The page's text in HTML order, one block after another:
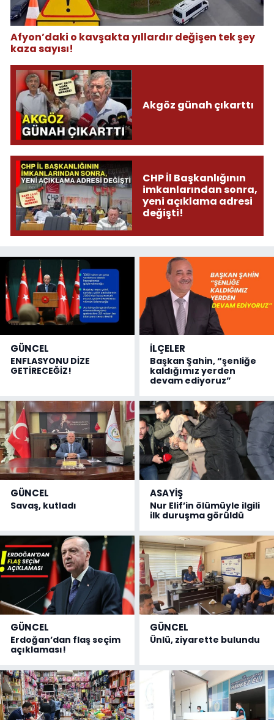
Afyon’daki o kavşakta yıllardır değişen tek şey
kaza sayısı!
Akgöz günah çıkarttı
CHP İl Başkanlığının
imkanlarından sonra,
yeni açıklama adresi
değişti!
GÜNCEL
ENFLASYONU DİZE
GETİRECEĞİZ!
İLÇELER
Başkan Şahin, “şenliğe
kaldığımız yerden
devam ediyoruz”
GÜNCEL
Savaş, kutladı
ASAYİŞ
Nur Elif’in ölümüyle ilgili
ilk duruşma görüldü
GÜNCEL
Erdoğan’dan flaş seçim
açıklaması!
GÜNCEL
Ünlü, ziyarette bulundu